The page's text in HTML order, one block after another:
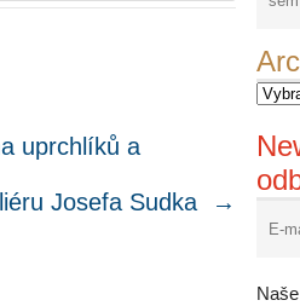
uprchlíků a
Josefa Sudka
→